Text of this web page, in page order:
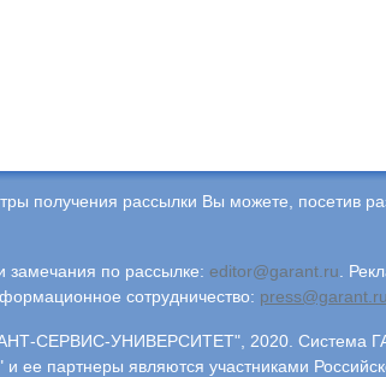
получения рассылки Вы можете, посетив
по рассылке: editor@garant.ru
сотрудничество: press@garant.ru
СЕРВИС-УНИВЕРСИТЕТ", 2020. Система
и ее партнеры являются участниками